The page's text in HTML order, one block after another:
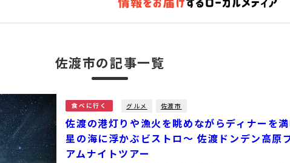
佐渡市の記事一覧
食べに行く グルメ 佐渡市
佐渡の港灯りや漁火を眺めながらディナーを満
星の海に浮かぶビストロ～ 佐渡ドンデン高原
アムナイトツアー